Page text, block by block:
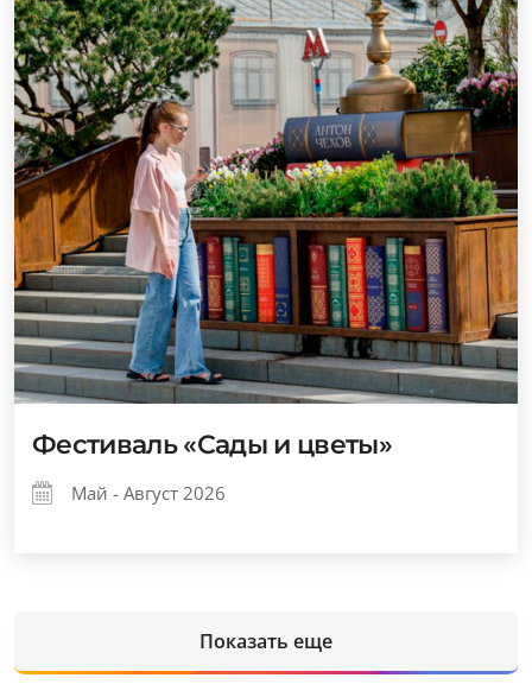
Фестиваль «Сады и цветы»
Май - Август 2026
Показать еще